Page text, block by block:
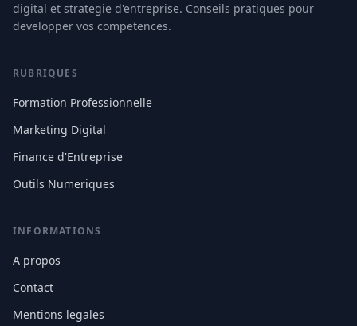
digital et strategie d'entreprise. Conseils pratiques pour
developper vos competences.
RUBRIQUES
Formation Professionnelle
Marketing Digital
Finance d'Entreprise
Outils Numeriques
INFORMATIONS
A propos
Contact
Mentions legales